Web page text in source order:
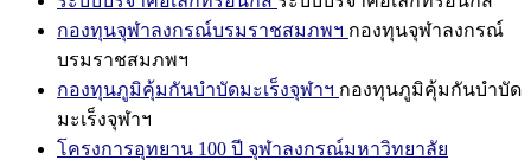
กองทุนจุฬาลงกรณ์บรมราชสมภพฯ กองทุนจุฬาลงกรณ์
บรมราชสมภพฯ
กองทุนภูมิคุ้มกันบำบัดมะเร็งจุฬาฯ กองทุนภูมิคุ้มกันบำบัด
มะเร็งจุฬาฯ
โครงการอุทยาน 100 ปี จุฬาลงกรณ์มหาวิทยาลัย